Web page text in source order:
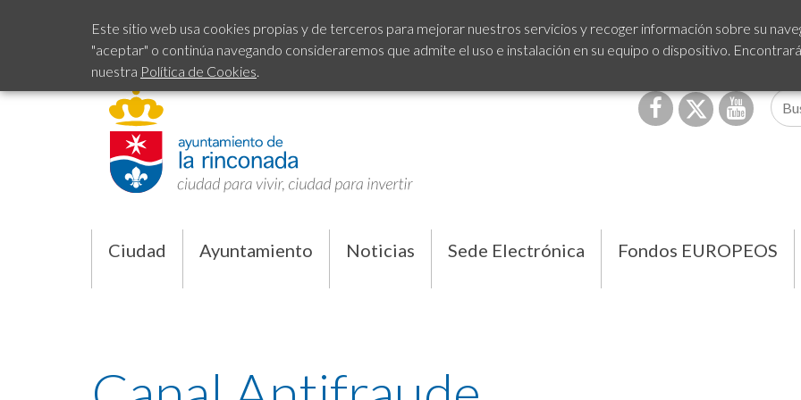
Ciudad Ayuntamiento Noticias Sede Electrónica Fondos EUROPEOS
Este sitio web usa cookies propias y de terceros para mejorar nuestros servicios y recoger información sobre su
"aceptar" o continúa navegando consideraremos que admite el uso e instalación en su equipo o dispositivo.
nuestra Política de Cookies.